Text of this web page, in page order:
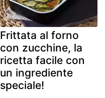
Frittata al forno
con zucchine, la
ricetta facile con
un ingrediente
speciale!